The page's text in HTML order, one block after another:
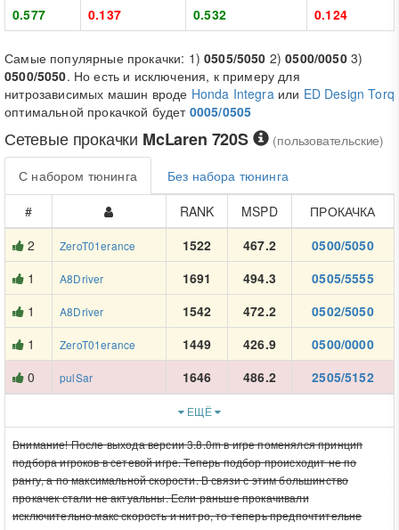
0.577
0.137 0.532 0.124
Самые популярные прокачки: 1)0505/5050 2)0500/00503)
0500/5050. Но есть и исключения, к примеру для
нитрозависимых машин вроде Honda Integraили ED Design Torq
оптимальной прокачкой будет 0005/0505
Сетевые прокачки McLaren 720S (пользовательские)
С набором тюнинга
Без набора тюнинга
#
RANK MSPD
ПРОКАЧКА
2
ZeroT01erance 1522 467.2
0500/5050
1
A8Driver 1691 494.3
0505/5555
1
A8Driver 1542 472.2
0502/5050
1
ZeroT01erance 1449 426.9
0500/0000
0
pulSar 1646 486.2 2505/5152
ЕЩЁ
Внимание! После выхода версии 3.8.0m в игре поменялся принцип
подбора игроков в сетевой игре. Теперь подбор происходит не по
рангу, а по максимальной скорости. В связи с этим большинство
прокачек стали не актуальны. Если раньше прокачивали
исключительно макс скорость и нитро, то теперь предпочтительне